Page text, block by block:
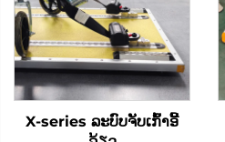
X-series ລະບົບຈັບເກົ້າອີ້